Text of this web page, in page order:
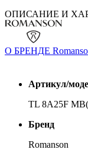
ОПИСАНИЕ И
О БРЕНДЕ
Артикул/
TL 8A25F
Бренд
Romanson